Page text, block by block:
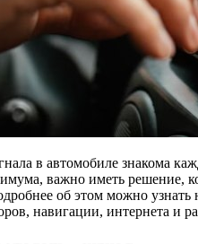
в автомобиле знакома
важно иметь решение,
об этом можно узнать
навигации, интернета и